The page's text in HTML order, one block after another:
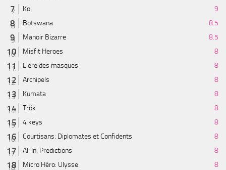
Koi
9
Botswana
8.5
Manoir Bizarre
8.5
Misfit Heroes
8
L'ère des masques
8
Archipels
8
Kumata
8
Trök
8
4 keys
8
Courtisans: Diplomates et Confidents
8
All In: Predictions
8
Micro Héro: Ulysse
8